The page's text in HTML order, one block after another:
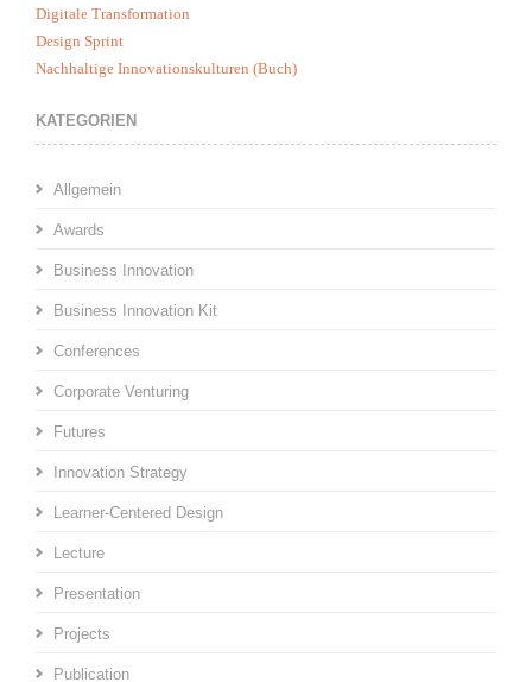
Digitale Transformation
Design Sprint
Nachhaltige Innovationskulturen (Buch)
KATEGORIEN
Allgemein
Awards
Business Innovation
Business Innovation Kit
Conferences
Corporate Venturing
Futures
Innovation Strategy
Learner-Centered Design
Lecture
Presentation
Projects
Publication